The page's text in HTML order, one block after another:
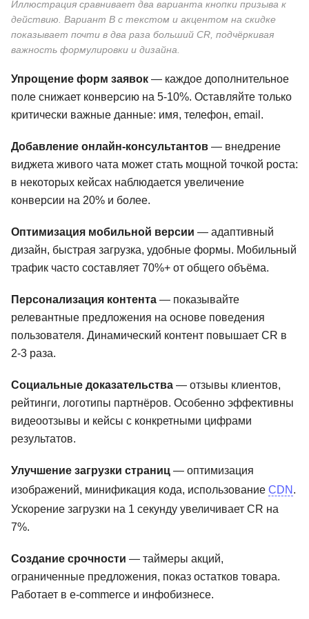
Иллюстрация сравнивает два варианта кнопки призыва к
действию. Вариант B с текстом и акцентом на скидке
показывает почти в два раза больший CR, подчёркивая
важность формулировки и дизайна.
Упрощение форм заявок — каждое дополнительное
поле снижает конверсию на 5-10%. Оставляйте только
критически важные данные: имя, телефон, email.
Добавление онлайн-консультантов — внедрение
виджета живого чата может стать мощной точкой роста:
в некоторых кейсах наблюдается увеличение
конверсии на 20% и более.
Оптимизация мобильной версии — адаптивный
дизайн, быстрая загрузка, удобные формы. Мобильный
трафик часто составляет 70%+ от общего объёма.
Персонализация контента — показывайте
релевантные предложения на основе поведения
пользователя. Динамический контент повышает CR в
2-3 раза.
Социальные доказательства — отзывы клиентов,
рейтинги, логотипы партнёров. Особенно эффективны
видеоотзывы и кейсы с конкретными цифрами
результатов.
Улучшение загрузки страниц — оптимизация
изображений, минификация кода, использование CDN .
Ускорение загрузки на 1 секунду увеличивает CR на
7%.
Создание срочности — таймеры акций,
ограниченные предложения, показ остатков товара.
Работает в e-commerce и инфобизнесе.